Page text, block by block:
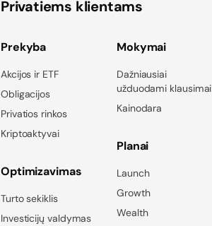
Privatiems klientams
Prekyba
Akcijos ir ETF
Obligacijos
Privatios rinkos
Kriptoaktyvai
Optimizavimas
Turto sekiklis
Investicijų valdymas
Mokymai
Dažniausiai
užduodami klausimai
Kainodara
Planai
Launch
Growth
Wealth